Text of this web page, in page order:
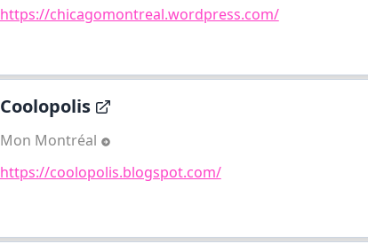
https://chicagomontreal.wordpress.com/
Coolopolis
Mon Montréal
https://coolopolis.blogspot.com/